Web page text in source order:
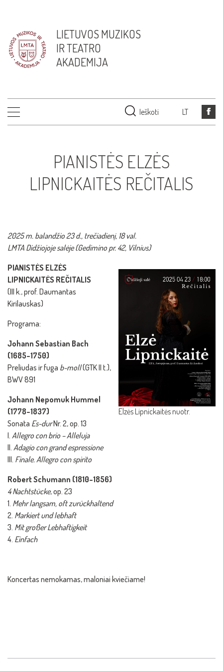
LIETUVOS MUZIKOS
IR TEATRO
AKADEMIJA
Ieškoti LT
PIANISTĖS ELZĖS
LIPNICKAITĖS REČITALIS
2025 m. balandžio 23 d., trečiadienį, 18 val.
LMTA Didžiojoje salėje (Gedimino pr. 42, Vilnius)
Elzės Lipnickaitės nuotr.
PIANISTĖS ELZĖS
LIPNICKAITĖS REČITALIS
(III k., prof. Daumantas
Kirilauskas)
Programa:
Johann Sebastian Bach
(1685–1750)
Preliudas ir fuga b-moll(GTK II t.),
BWV 891
Johann Nepomuk Hummel
(1778–1837)
Sonata Es-durNr. 2, op. 13
I. Allegro con brio – Alleluja
II. Adagio con grand espressione
III. Finale. Allegro con spirito
Robert Schumann (1810–1856)
4 Nachtstücke, op. 23
1. Mehr langsam, oft zurückhaltend
2. Markiert und lebhaft
3. Mit großer Lebhaftigkeit
4. Einfach
Koncertas nemokamas, maloniai kviečiame!